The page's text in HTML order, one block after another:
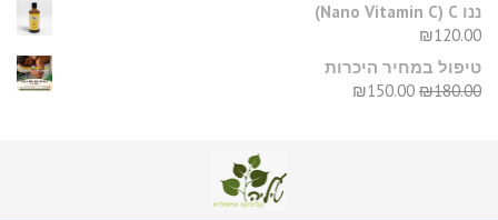
ננו C‏ (Nano Vitamin C)
₪120.00
טיפול במחיר היכרות
₪180.00
₪150.00